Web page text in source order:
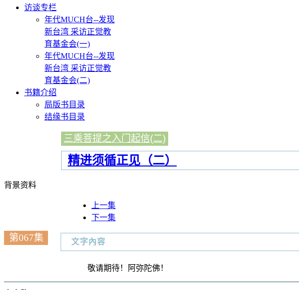
访谈专栏
年代MUCH台--发现
新台湾 采访正觉教
育基金会(一)
年代MUCH台--发现
新台湾 采访正觉教
育基金会(二)
书籍介绍
局版书目录
结缘书目录
三乘菩提之入门起信(二)
精进须循正见（二）
背景资料
上一集
下一集
第067集 文字內容
敬请期待！阿弥陀佛！